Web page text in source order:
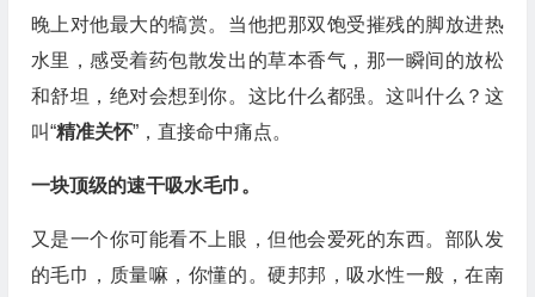
晚上对他最大的犒赏。当他把那双饱受摧残的脚放进热
水里，感受着药包散发出的草本香气，那一瞬间的放松
和舒坦，绝对会想到你。这比什么都强。这叫什么？这
叫“精准关怀”，直接命中痛点。
一块顶级的速干吸水毛巾。
又是一个你可能看不上眼，但他会爱死的东西。部队发
的毛巾，质量嘛，你懂的。硬邦邦，吸水性一般，在南